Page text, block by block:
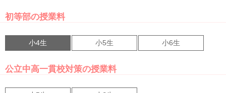
初等部の授業料
小4生 小5生 小6生
公立中高一貫校対策の授業料